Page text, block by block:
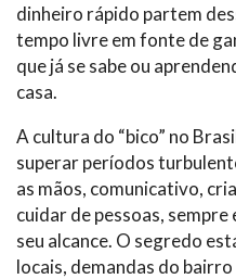
dinheiro rápido partem
tempo livre em fonte de
que já se sabe ou
casa.
A cultura do “bico” no
superar períodos
as mãos, comunicativo,
cuidar de pessoas,
seu alcance. O segredo
locais, demandas do